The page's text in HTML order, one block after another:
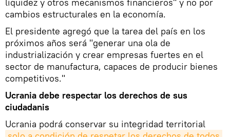
liquidez y otros mecanismos financieros" y no por
cambios estructurales en la economía.
El presidente agregó que la tarea del país en los
próximos años será "generar una ola de
industrialización y crear empresas fuertes en el
sector de manufactura, capaces de producir bienes
competitivos."
Ucrania debe respectar los derechos de sus
ciudadanis
Ucrania podrá conservar su integridad territorial